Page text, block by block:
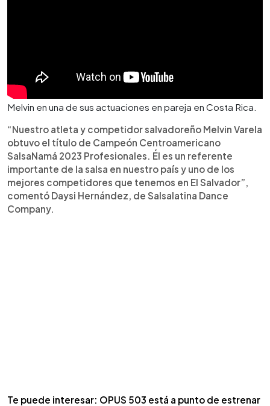
Melvin en una de sus actuaciones en pareja en Costa Rica.
“Nuestro atleta y competidor salvadoreño Melvin Varela
obtuvo el título de Campeón Centroamericano
SalsaNamá 2023 Profesionales. Él es un referente
importante de la salsa en nuestro país y uno de los
mejores competidores que tenemos en El Salvador”,
comentó Daysi Hernández, de Salsalatina Dance
Company.
Te puede interesar: OPUS 503 está a punto de estrenar